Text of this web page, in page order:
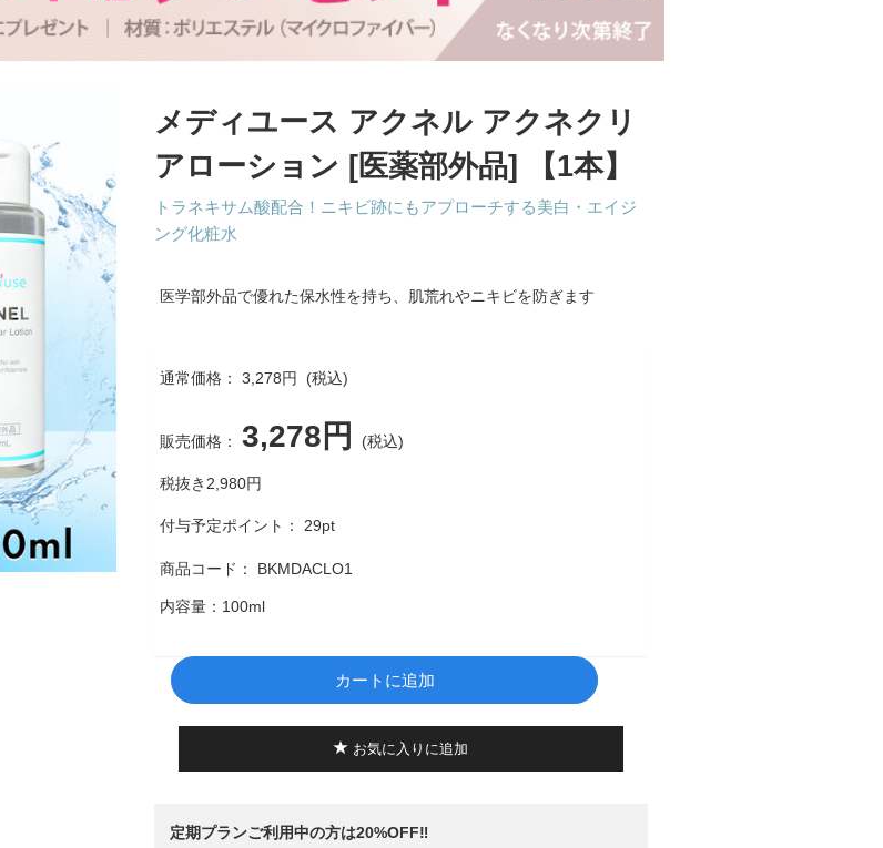
メディユース アクネル アクネクリ
アローション [医薬部外品] 【1本】
トラネキサム酸配合！ニキビ跡にもアプローチする美白・エイジ
ング化粧水
医学部外品で優れた保水性を持ち、肌荒れやニキビを防ぎます
通常価格： 3,278円 (税込)
販売価格： 3,278円 (税込)
税抜き2,980円
付与予定ポイント： 29pt
商品コード： BKMDACLO1
内容量： 100ml
カートに追加
お気に入りに追加
定期プランご利用中の方は20%OFF‼